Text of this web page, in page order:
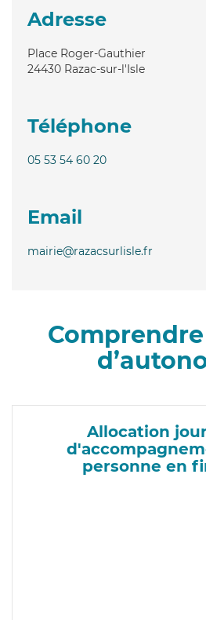
Adresse
Place Roger-Gauthier
24430 Razac-sur-l'Isle
Téléphone
05 53 54 60 20
Email
mairie@razacsurlisle.fr
Allocation
personne en